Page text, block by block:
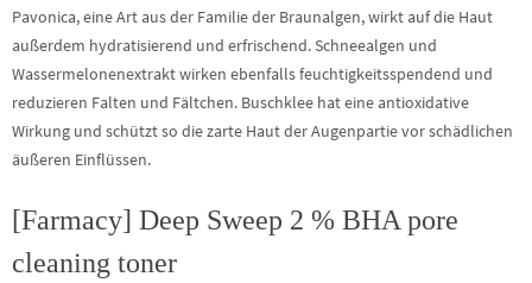
Pavonica, eine Art aus der Familie der Braunalgen, wirkt auf die Haut
außerdem hydratisierend und erfrischend. Schneealgen und
Wassermelonenextrakt wirken ebenfalls feuchtigkeitsspendend und
reduzieren Falten und Fältchen. Buschklee hat eine antioxidative
Wirkung und schützt so die zarte Haut der Augenpartie vor schädlichen
äußeren Einflüssen.
[Farmacy] Deep Sweep 2 % BHA pore
cleaning toner